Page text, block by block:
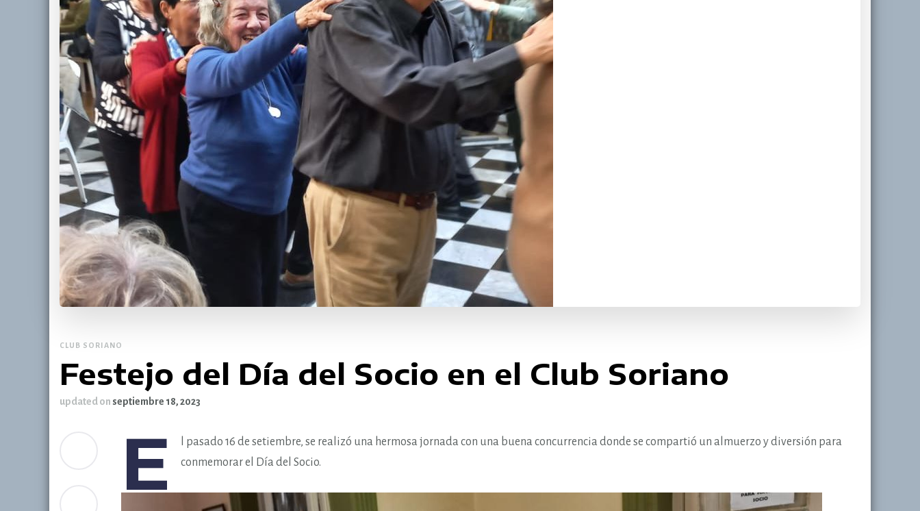
CLUB SORIANO
Festejo del Día del Socio en el Club Soriano
updated on septiembre 18, 2023
E
pasado 16 de setiembre, se realizó una hermosa jornada con una buena concurrencia donde se compartió un almuerzo y diversión para
conmemorar el Día del Socio.